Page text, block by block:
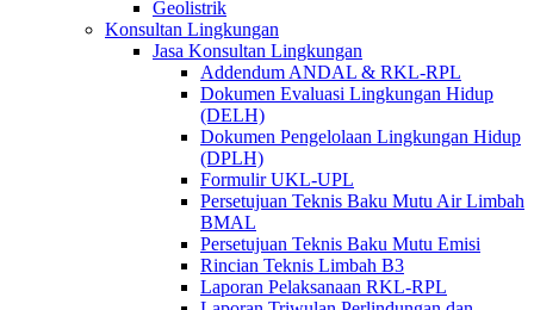
Geolistrik
Konsultan Lingkungan
Jasa Konsultan Lingkungan
Addendum ANDAL & RKL-RPL
Dokumen Evaluasi Lingkungan Hidup
(DELH)
Dokumen Pengelolaan Lingkungan Hidup
(DPLH)
Formulir UKL-UPL
Persetujuan Teknis Baku Mutu Air Limbah
BMAL
Persetujuan Teknis Baku Mutu Emisi
Rincian Teknis Limbah B3
Laporan Pelaksanaan RKL-RPL